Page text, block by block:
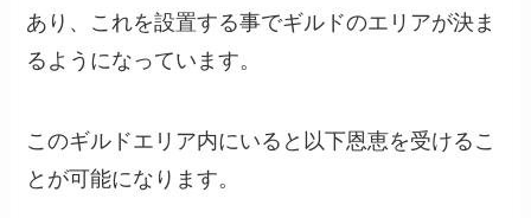
あり、これを設置する事でギルドのエリアが決ま
るようになっています。
このギルドエリア内にいると以下恩恵を受けるこ
とが可能になります。